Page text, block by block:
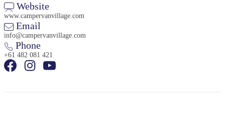
Website
www.campervanvillage.com
Email
info@campervanvillage.com
Phone
+61 482 081 421